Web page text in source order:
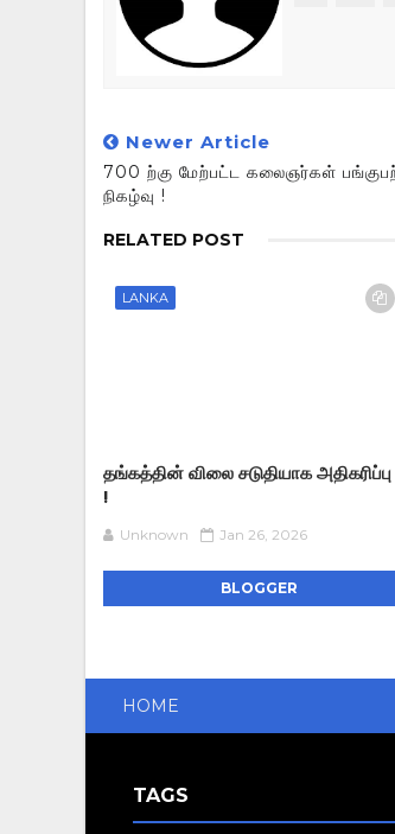
Newer Article
700 ற்கு மேற்பட்ட கலைஞர்கள்
நிகழ்வு !
RELATED POST
LANKA
தங்கத்தின் விலை சடுதியாக அதிகரிப்பு
!
Unknown Jan 26, 2026
BLOGGER
HOME
TAGS